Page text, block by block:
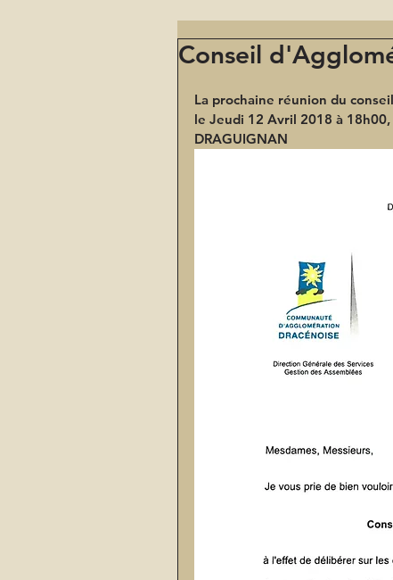
Conseil
La prochaine réunion du
le Jeudi 12 Avril 2018 à 18h00
DRAGUIGNAN